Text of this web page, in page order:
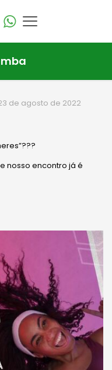
de agosto de 2022
nosso encontro já é